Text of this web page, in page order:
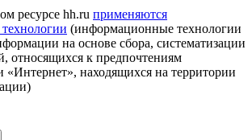
ресурсе hh.ru применяются
(информационные технологии
на основе сбора, систематизации
относящихся к предпочтениям
«Интернет», находящихся на территории